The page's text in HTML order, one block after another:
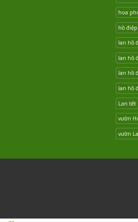
hoa
hồ điệp
lan hồ
lan hồ
lan hồ
lan hồ
Lan tết
vườn
vườn